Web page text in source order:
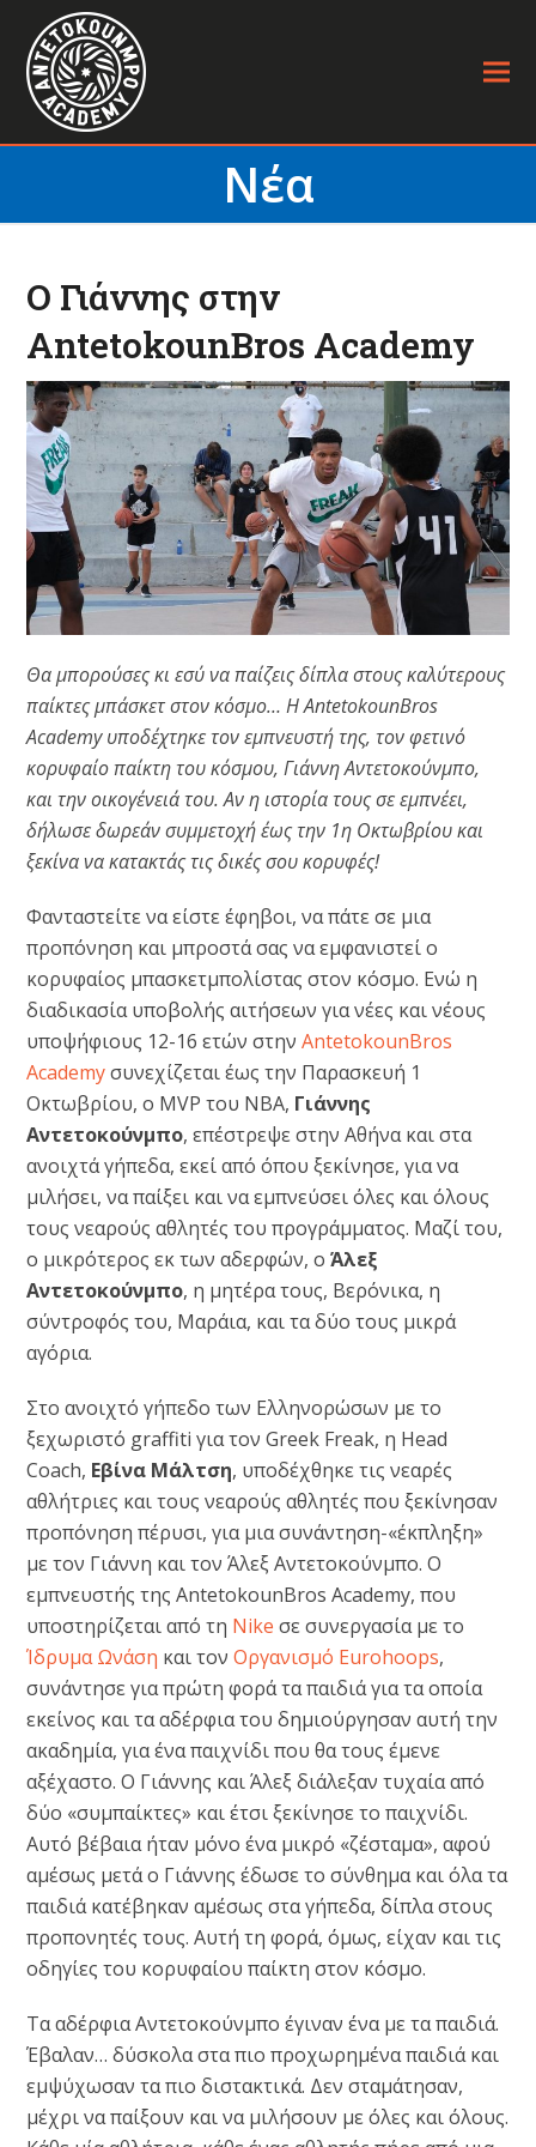
Νέα
Ο Γιάννης στην
AntetokounBros Academy
Θα μπορούσες κι εσύ να παίζεις δίπλα στους καλύτερους
παίκτες μπάσκετ στον κόσμο… Η AntetokounBros
Academy υποδέχτηκε τον εμπνευστή της, τον φετινό
κορυφαίο παίκτη του κόσμου, Γιάννη Αντετοκούνμπο,
και την οικογένειά του. Αν η ιστορία τους σε εμπνέει,
δήλωσε δωρεάν συμμετοχή έως την 1η Οκτωβρίου και
ξεκίνα να κατακτάς τις δικές σου κορυφές!
Φανταστείτε να είστε έφηβοι, να πάτε σε μια
προπόνηση και μπροστά σας να εμφανιστεί ο
κορυφαίος μπασκετμπολίστας στον κόσμο. Ενώ η
διαδικασία υποβολής αιτήσεων για νέες και νέους
υποψήφιους 12-16 ετών στηνAntetokounBros
Academyσυνεχίζεται έως την Παρασκευή 1
Οκτωβρίου, ο MVP του NBA, Γιάννης
Αντετοκούνμπο, επέστρεψε στην Αθήνα και στα
ανοιχτά γήπεδα, εκεί από όπου ξεκίνησε, για να
μιλήσει, να παίξει και να εμπνεύσει όλες και όλους
τους νεαρούς αθλητές του προγράμματος. Μαζί του,
ο μικρότερος εκ των αδερφών, οΆλεξ
Αντετοκούνμπο, η μητέρα τους, Βερόνικα, η
σύντροφός του, Μαράια, και τα δύο τους μικρά
αγόρια.
Στο ανοιχτό γήπεδο των Ελληνορώσων με το
ξεχωριστό graffiti για τον Greek Freak, η Head
Coach, Εβίνα Μάλτση, υποδέχθηκε τις νεαρές
αθλήτριες και τους νεαρούς αθλητές που ξεκίνησαν
προπόνηση πέρυσι, για μια συνάντηση-«έκπληξη»
με τον Γιάννη και τον Άλεξ Αντετοκούνμπο. Ο
εμπνευστής της AntetokounBros Academy, που
υποστηρίζεται από τη Nike σε συνεργασία με το
Ίδρυμα Ωνάση και τονΟργανισμό Eurohoops,
συνάντησε για πρώτη φορά τα παιδιά για τα οποία
εκείνος και τα αδέρφια του δημιούργησαν αυτή την
ακαδημία, για ένα παιχνίδι που θα τους έμενε
αξέχαστο. Ο Γιάννης και Άλεξ διάλεξαν τυχαία από
δύο «συμπαίκτες» και έτσι ξεκίνησε το παιχνίδι.
Αυτό βέβαια ήταν μόνο ένα μικρό «ζέσταμα», αφού
αμέσως μετά ο Γιάννης έδωσε το σύνθημα και όλα τα
παιδιά κατέβηκαν αμέσως στα γήπεδα, δίπλα στους
προπονητές τους. Αυτή τη φορά, όμως, είχαν και τις
οδηγίες του κορυφαίου παίκτη στον κόσμο.
Τα αδέρφια Αντετοκούνμπο έγιναν ένα με τα παιδιά.
Έβαλαν… δύσκολα στα πιο προχωρημένα παιδιά και
εμψύχωσαν τα πιο διστακτικά. Δεν σταμάτησαν,
μέχρι να παίξουν και να μιλήσουν με όλες και όλους.